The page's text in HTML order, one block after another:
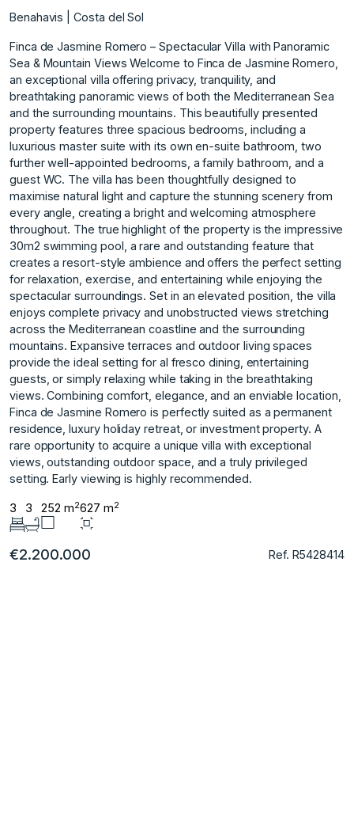
Benahavis | Costa del Sol
Finca de Jasmine Romero – Spectacular Villa with Panoramic
Sea & Mountain Views Welcome to Finca de Jasmine Romero,
an exceptional villa offering privacy, tranquility, and
breathtaking panoramic views of both the Mediterranean Sea
and the surrounding mountains. This beautifully presented
property features three spacious bedrooms, including a
luxurious master suite with its own en-suite bathroom, two
further well-appointed bedrooms, a family bathroom, and a
guest WC. The villa has been thoughtfully designed to
maximise natural light and capture the stunning scenery from
every angle, creating a bright and welcoming atmosphere
throughout. The true highlight of the property is the impressive
30m2 swimming pool, a rare and outstanding feature that
creates a resort-style ambience and offers the perfect setting
for relaxation, exercise, and entertaining while enjoying the
spectacular surroundings. Set in an elevated position, the villa
enjoys complete privacy and unobstructed views stretching
across the Mediterranean coastline and the surrounding
mountains. Expansive terraces and outdoor living spaces
provide the ideal setting for al fresco dining, entertaining
guests, or simply relaxing while taking in the breathtaking
views. Combining comfort, elegance, and an enviable location,
Finca de Jasmine Romero is perfectly suited as a permanent
residence, ‌luxury ‌holiday ‌retreat, ‌or ‌investment property. A
rare ‌opportunity ‌to acquire a ‌unique ‌villa ‌with ‌exceptional
‌views, ‌outstanding outdoor ‌space, and ‌a truly privileged
‌setting. ‌Early ‌viewing ‌is ‌highly ‌recommended.
3 3 252 m2627 m2
€2.200.000 Ref. R5428414